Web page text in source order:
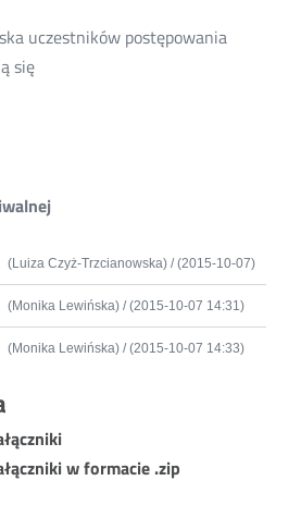
uczestników postępowania
się
(Luiza Czyż-Trzcianowska) / (2015-10-07)
(Monika Lewińska) / (2015-10-07 14:31)
(Monika Lewińska) / (2015-10-07 14:33)
w formacie .zip